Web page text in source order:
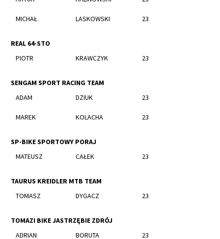
MICHAŁ LASKOWSKI 23
REAL 64-STO
PIOTR
KRAWCZYK 23
SENGAM SPORT RACING TEAM
ADAM
DZIUK 23
MAREK KOLACHA 23
SP-BIKE SPORTOWY PORAJ
MATEUSZ
CAŁEK 23
TAURUS KREIDLER MTB TEAM
TOMASZ
DYGACZ 23
TOMAZI BIKE JASTRZĘBIE ZDRÓJ
ADRIAN
BORUTA 23